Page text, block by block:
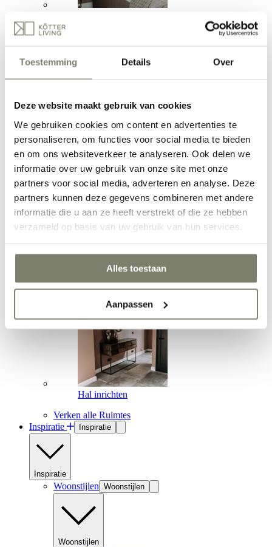
Toestemming Details Over
Deze website maakt gebruik van cookies
We gebruiken cookies om content en advertenties te
personaliseren, om functies voor social media te bieden
en om ons websiteverkeer te analyseren. Ook delen we
informatie over uw gebruik van onze site met onze
partners voor social media, adverteren en analyse. Deze
partners kunnen deze gegevens combineren met andere
informatie die u aan ze heeft verstrekt of die ze hebben
verzameld op basis van uw gebruik van hun services.
Alles toestaan
Aanpassen
Eetkamer inrichten
Werkkamer inrichten
Hal inrichten
Verken alle Ruimtes
Inspiratie
Inspiratie
Inspiratie
Woonstijlen Woonstijlen
Woonstijlen